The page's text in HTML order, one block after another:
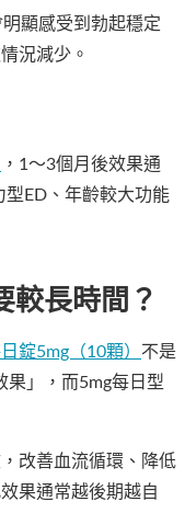
顯感受到勃起穩定
況減少。
，1～3個月後效果通
型ED、年齡較大功能
較長時間？
錠5mg（10顆） 不是
果」，而5mg每日型
改善血流循環、降低
果通常越後期越自